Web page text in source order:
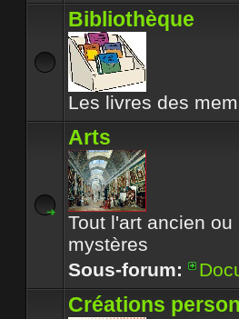
Bibliothèque
Les livres des
Arts
Tout l'art ancien
mystères
Sous-forum:
Créations